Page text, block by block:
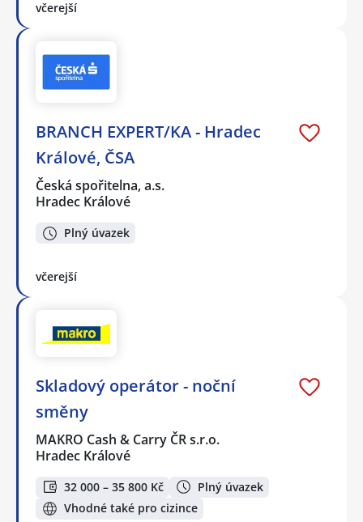
včerejší
BRANCH EXPERT/KA - Hradec
Králové, ČSA
Česká spořitelna, a.s.
Hradec Králové
Plný úvazek
včerejší
Skladový operátor - noční
směny
MAKRO Cash & Carry ČR s.r.o.
Hradec Králové
32 000 – 35 800 Kč
Plný úvazek
Vhodné také pro cizince